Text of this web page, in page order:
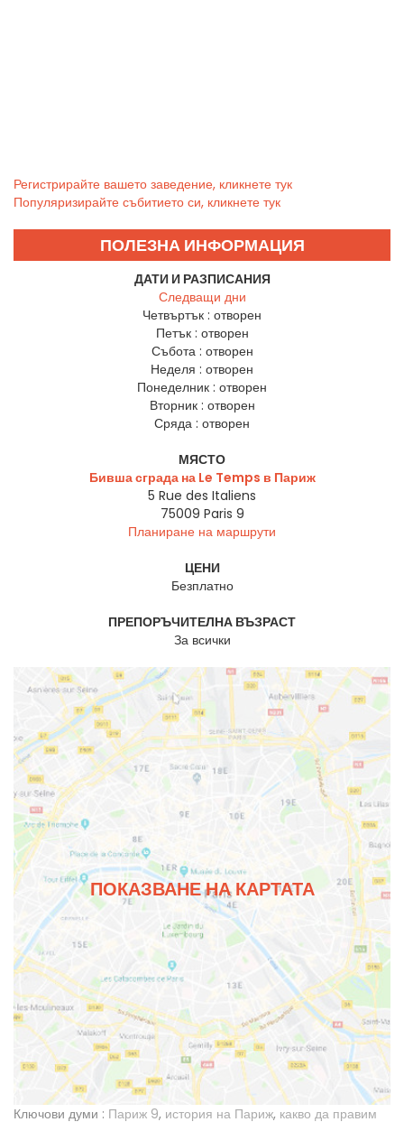
Регистрирайте вашето заведение, кликнете тук
Популяризирайте събитието си, кликнете тук
ПОЛЕЗНА ИНФОРМАЦИЯ
ДАТИ И РАЗПИСАНИЯ
Следващи дни
Четвъртък : отворен
Петък : отворен
Събота : отворен
Неделя : отворен
Понеделник : отворен
Вторник : отворен
Сряда : отворен
МЯСТО
Бивша сграда на Le Temps в Париж
5 Rue des Italiens
75009 Paris 9
Планиране на маршрути
ЦЕНИ
Безплатно
ПРЕПОРЪЧИТЕЛНА ВЪЗРАСТ
За всички
ПОКАЗВАНЕ НА КАРТАТА
Ключови думи : Париж 9, история на Париж, какво да правим